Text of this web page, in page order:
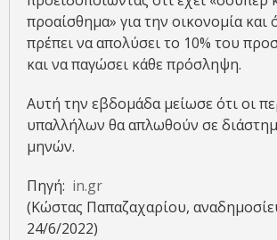
προαίσθημα» για την οικονομία και
πρέπει να απολύσει το 10% του
και να παγώσει κάθε πρόσληψη.
Αυτή την εβδομάδα μείωσε ότι οι
υπαλλήλων θα απλωθούν σε
μηνών.
Πηγή: in.gr
(Κώστας Παπαζαχαρίου,
24/6/2022)